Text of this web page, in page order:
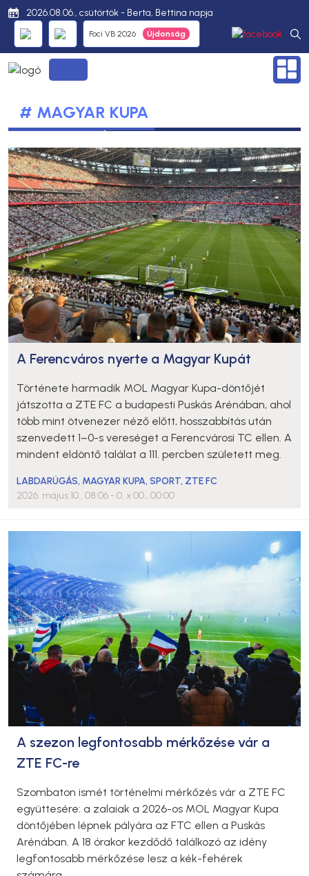
2026.08.06., csütörtök - Berta, Bettina napja
Foci VB 2026
# MAGYAR KUPA
A Ferencváros nyerte a Magyar Kupát
Története harmadik MOL Magyar Kupa-döntőjét
játszotta a ZTE FC a budapesti Puskás Arénában, ahol
több mint ötvenezer néző előtt, hosszabbítás után
szenvedett 1–0-s vereséget a Ferencvárosi TC ellen. A
mindent eldöntő találat a 111. percben született meg.
LABDARÚGÁS, MAGYAR KUPA,SPORT, ZTE FC
2026. május 10., 08:06 - 0. x 00., 00:00
A szezon legfontosabb mérkőzése vár a
ZTE FC-re
Szombaton ismét történelmi mérkőzés vár a ZTE FC
együttesére: a zalaiak a 2026-os MOL Magyar Kupa
döntőjében lépnek pályára az FTC ellen a Puskás
Arénában. A 18 órakor kezdődő találkozó az idény
legfontosabb mérkőzése lesz a kék-fehérek